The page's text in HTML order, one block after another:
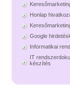
Honlap
Google
Informatikai
IT
készítés